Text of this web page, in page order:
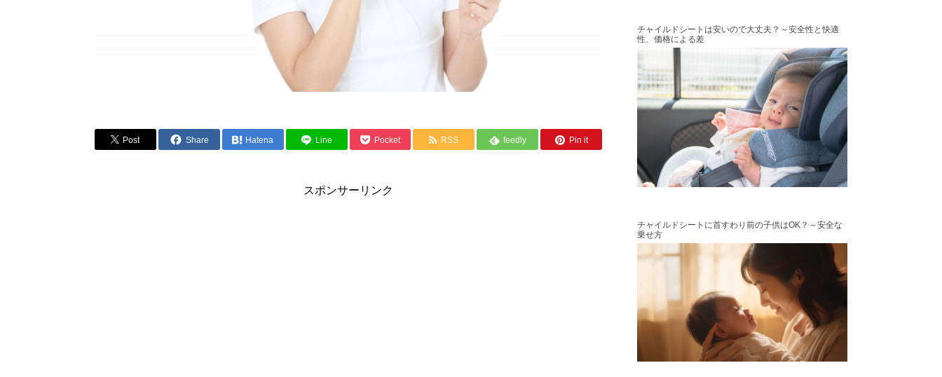
Post Share Hatena Line Pocket RSS feedly Pin it
スポンサーリンク
チャイルドシートは安いので大丈夫？～安全性と快適
性、価格による差
チャイルドシートに首すわり前の子供はOK？～安全な
乗せ方